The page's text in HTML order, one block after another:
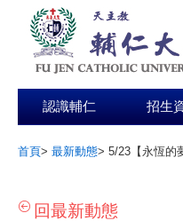
認識輔仁 招生
首頁> 最新動態> 5/23【永恆的
回最新動態